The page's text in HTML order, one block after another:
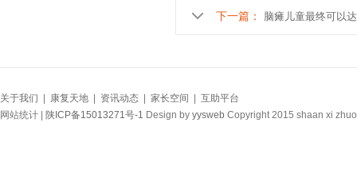
下一篇： 脑瘫儿童最终可以
关于我们 康复天地 资讯动态 家长空间
互助平台
网站统计 | 陕ICP备15013271号-1 Design by yysweb Copyright 2015 shaan xi